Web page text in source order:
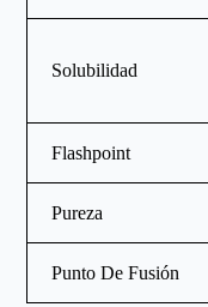
Solubilidad
Flashpoint
Pureza
Punto De Fusión